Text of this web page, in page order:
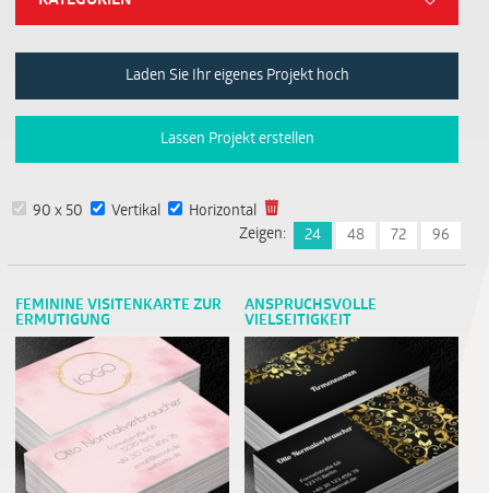
Laden Sie Ihr eigenes Projekt hoch
Lassen Projekt erstellen
90 x 50 Vertikal
Horizontal
Zeigen:
24 48 72 96
FEMININE VISITENKARTE ZUR
ERMUTIGUNG
ANSPRUCHSVOLLE
VIELSEITIGKEIT